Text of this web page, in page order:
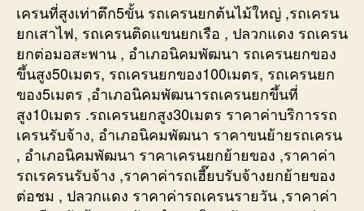
เครนที่สูงเท่าตึก5ขั้น รถเครนยกต้นไม้ใหญ่ ,รถเครน
ยกเสาไฟ, รถเครนติดแขนยกเรือ , ปลวกแดง รถเครน
ยกต่อมอสะพาน , อำเภอนิคมพัฒนา รถเครนยกของ
ขึ้นสูง50เมตร, รถเครนยกของ100เมตร, รถเครนยก
ของ5เมตร ,อำเภอนิคมพัฒนารถเครนยกขึ้นที่
สูง10เมตร .รถเครนยกสูง30เมตร ราคาค่าบริการรถ
เครนรับจ้าง, อำเภอนิคมพัฒนา ราคาขนย้ายรถเครน
, อำเภอนิคมพัฒนา ราคาเครนยกย้ายของ ,ราคาค่า
รถเรครนรับจ้าง ,ราคาค่ารถเฮี๊ยบรับจ้างยกย้ายของ
ต่อชม , ปลวกแดง ราคาค่ารถเครนรายวัน ,ราคาค่า